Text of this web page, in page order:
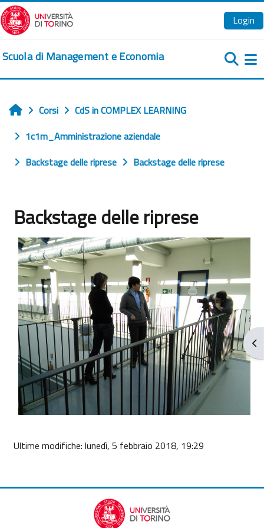
Vai al contenuto principale
Login
Scuola di Management e Economia
Home
Corsi
CdS in COMPLEX LEARNING
1c1m_Amministrazione aziendale
Backstage delle riprese
Backstage delle riprese
Backstage delle riprese
Aggregazione dei criteri
Ultime modifiche: lunedì, 5 febbraio 2018, 19:29